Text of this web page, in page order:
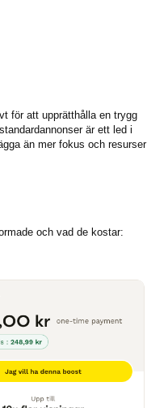
för att upprätthålla en trygg
är ett led i
än mer fokus och resurser
och vad de kostar: